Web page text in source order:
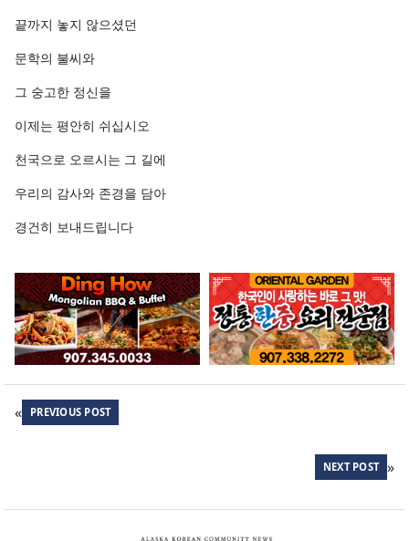
끝까지 놓지 않으셨던
문학의 불씨와
그 숭고한 정신을
이제는 평안히 쉬십시오
천국으로 오르시는 그 길에
우리의 감사와 존경을 담아
경건히 보내드립니다
« PREVIOUS POST
NEXT POST »